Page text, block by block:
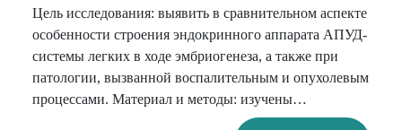
Цель исследования: выявить в сравнительном аспекте
особенности строения эндокринного аппарата АПУД-
системы легких в ходе эмбриогенеза, а также при
патологии, вызванной воспалительным и опухолевым
процессами. Материал и методы: изучены
гистологические препараты легких у плодов человека